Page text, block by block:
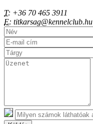
T: +36 70 465 3911
E: titkarsag@kennelclub.hu